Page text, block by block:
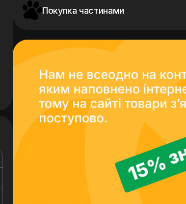
Покупка частинами